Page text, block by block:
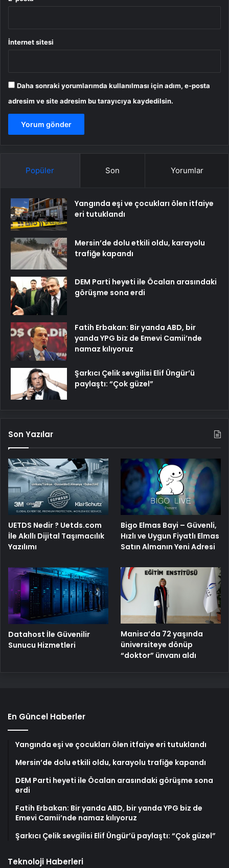
İnternet sitesi
Daha sonraki yorumlarımda kullanılması için adım, e-posta
adresim ve site adresim bu tarayıcıya kaydedilsin.
Popüler Son Yorumlar
Yangında eşi ve çocukları ölen itfaiye
eri tutuklandı
Mersin’de dolu etkili oldu, karayolu
trafiğe kapandı
DEM Parti heyeti ile Öcalan arasındaki
görüşme sona erdi
Fatih Erbakan: Bir yanda ABD, bir
yanda YPG biz de Emevi Camii’nde
namaz kılıyoruz
Şarkıcı Çelik sevgilisi Elif Üngür’ü
paylaştı: “Çok güzel”
Son Yazılar
UETDS Nedir ? Uetds.com
İle Akıllı Dijital Taşımacılık
Yazılımı
Bigo Elmas Bayi – Güvenli,
Hızlı ve Uygun Fiyatlı Elmas
Satın Almanın Yeni Adresi
Datahost İle Güvenilir
Sunucu Hizmetleri
Manisa’da 72 yaşında
üniversiteye dönüp
“doktor” ünvanı aldı
En Güncel Haberler
Yangında eşi ve çocukları ölen itfaiye eri tutuklandı
Mersin’de dolu etkili oldu, karayolu trafiğe kapandı
DEM Parti heyeti ile Öcalan arasındaki görüşme sona
erdi
Fatih Erbakan: Bir yanda ABD, bir yanda YPG biz de
Emevi Camii’nde namaz kılıyoruz
Şarkıcı Çelik sevgilisi Elif Üngür’ü paylaştı: “Çok güzel”
Teknoloji Haberleri